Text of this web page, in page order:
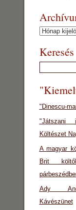
Archívum
Keresés
"Dinescu-
"Játszani
Költészet
A magyar
Brit
Ady
Kávészünet